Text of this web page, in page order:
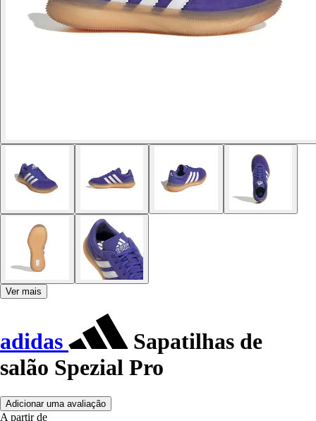
Ver mais
adidas
Sapatilhas de
salão Spezial Pro
Adicionar uma avaliação
A partir de